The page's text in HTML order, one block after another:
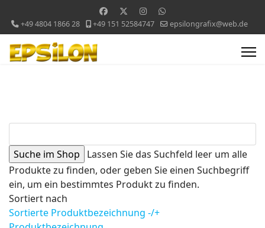
+49 4804 1866 28 +49 151 52584747 epsilongrafix@web.de
Lassen Sie das Suchfeld leer um alle
Produkte zu finden, oder geben Sie einen Suchbegriff
ein, um ein bestimmtes Produkt zu finden.
Sortiert nach
Sortierte Produktbezeichnung -/+